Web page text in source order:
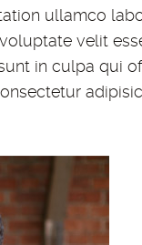
ullamco
velit
in culpa qui